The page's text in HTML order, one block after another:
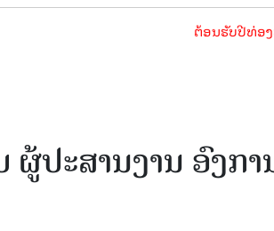
ຕ້ອນຮັບປີທ່ອງທ່ຽວລ
ຜູ້ປະສານງານ ອົງກ